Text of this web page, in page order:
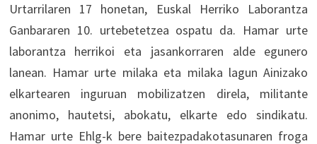
Urtarrilaren 17 honetan, Euskal Herriko Laborantza
Ganbararen 10. urtebetetzea ospatu da. Hamar urte
laborantza herrikoi eta jasankorraren alde egunero
lanean. Hamar urte milaka eta milaka lagun Ainizako
elkartearen inguruan mobilizatzen direla, militante
anonimo, hautetsi, abokatu, elkarte edo sindikatu.
Hamar urte Ehlg-k bere baitezpadakotasunaren froga